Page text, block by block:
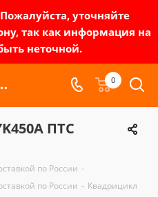
уточняйте
так как информация на
неточной.
ПТС | Зел-мото 0
ПТС
по России -
по России - Квадрицикл